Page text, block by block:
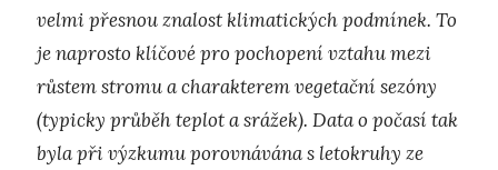
velmi přesnou znalost klimatických podmínek. To
je naprosto klíčové pro pochopení vztahu mezi
růstem stromu a charakterem vegetační sezóny
(typicky průběh teplot a srážek). Data o počasí tak
byla při výzkumu porovnávána s letokruhy ze